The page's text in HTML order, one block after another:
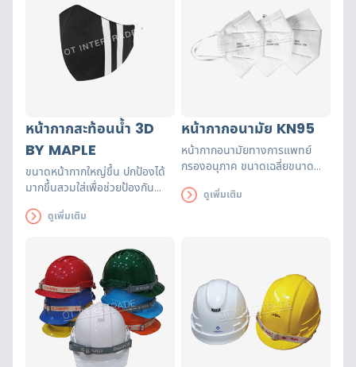
หน้ากากสะท้อนน้ำ 3D
BY MAPLE
ขนาดหน้ากากใหญ่ขึ้น ปกป้องได้
มากขึ้นสวมใส่เพื่อช่วยป้องกัน
ขนาดเล็ก เชื้อโรค มลพิษ สารพิษ
ดูเพิ่มเติม
หน้ากากอนามัย KN95
หน้ากากอนามัยทางการแพทย์
กรองอนุภาค ขนาดเฉลี่ยขนาด
ดูเพิ่มเติม